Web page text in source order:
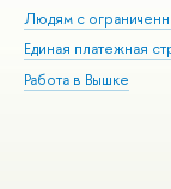
Людям с
Единая платежная
Работа в Вышке